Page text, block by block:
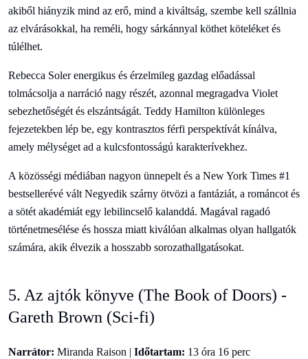
akiből hiányzik mind az erő, mind a kiváltság, szembe kell szállnia
az elvárásokkal, ha reméli, hogy sárkánnyal köthet köteléket és
túlélhet.
Rebecca Soler energikus és érzelmileg gazdag előadással
tolmácsolja a narráció nagy részét, azonnal megragadva Violet
sebezhetőségét és elszántságát. Teddy Hamilton különleges
fejezetekben lép be, egy kontrasztos férfi perspektívát kínálva,
amely mélységet ad a kulcsfontosságú karakterívekhez.
A közösségi médiában nagyon ünnepelt és a New York Times #1
bestsellerévé vált Negyedik szárny ötvözi a fantáziát, a románcot és
a sötét akadémiát egy lebilincselő kalanddá. Magával ragadó
történetmesélése és hossza miatt kiválóan alkalmas olyan hallgatók
számára, akik élvezik a hosszabb sorozathallgatásokat.
5. Az ajtók könyve (The Book of Doors) -
Gareth Brown (Sci-fi)
Narrátor: Miranda Raison | Időtartam: 13 óra 16 perc